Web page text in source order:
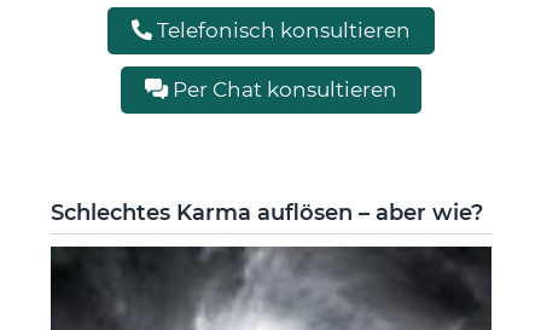
Telefonisch konsultieren
Per Chat konsultieren
Schlechtes Karma auflösen – aber wie?